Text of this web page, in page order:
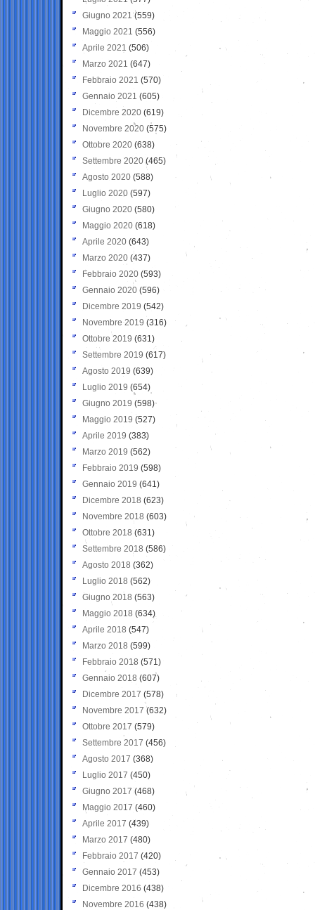
Giugno 2021(559)
Maggio 2021 (556)
Aprile 2021 (506)
Marzo 2021 (647)
Febbraio 2021 (570)
Gennaio 2021 (605)
Dicembre 2020 (619)
Novembre 2020 (575)
Ottobre 2020 (638)
Settembre 2020(465)
Agosto 2020 (588)
Luglio 2020 (597)
Giugno 2020 (580)
Maggio 2020 (618)
Aprile 2020 (643)
Marzo 2020 (437)
Febbraio 2020 (593)
Gennaio 2020 (596)
Dicembre 2019 (542)
Novembre 2019 (316)
Ottobre 2019 (631)
Settembre 2019 (617)
Agosto 2019 (639)
Luglio 2019 (654)
Giugno 2019 (598)
Maggio 2019 (527)
Aprile 2019 (383)
Marzo 2019 (562)
Febbraio 2019 (598)
Gennaio 2019 (641)
Dicembre 2018 (623)
Novembre 2018 (603)
Ottobre 2018 (631)
Settembre 2018 (586)
Agosto 2018 (362)
Luglio 2018 (562)
Giugno 2018 (563)
Maggio 2018 (634)
Aprile 2018 (547)
Marzo 2018 (599)
Febbraio 2018 (571)
Gennaio 2018 (607)
Dicembre 2017 (578)
Novembre 2017 (632)
Ottobre 2017 (579)
Settembre 2017 (456)
Agosto 2017 (368)
Luglio 2017 (450)
Giugno 2017 (468)
Maggio 2017 (460)
Aprile 2017 (439)
Marzo 2017 (480)
Febbraio 2017 (420)
Gennaio 2017 (453)
Dicembre 2016 (438)
Novembre 2016 (438)